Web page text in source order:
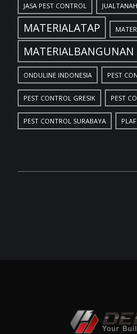
JASA PEST CONTROL
MATERIALATAP
MATERIALBANGUNAN
ONDULINE INDONESIA PEST
PEST CONTROL GRESIK PEST
PEST CONTROL SURABAYA